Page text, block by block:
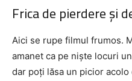
Frica de pierdere și
Aici se rupe filmul frumos.
amanet ca pe niște locuri
dar poți lăsa un picior